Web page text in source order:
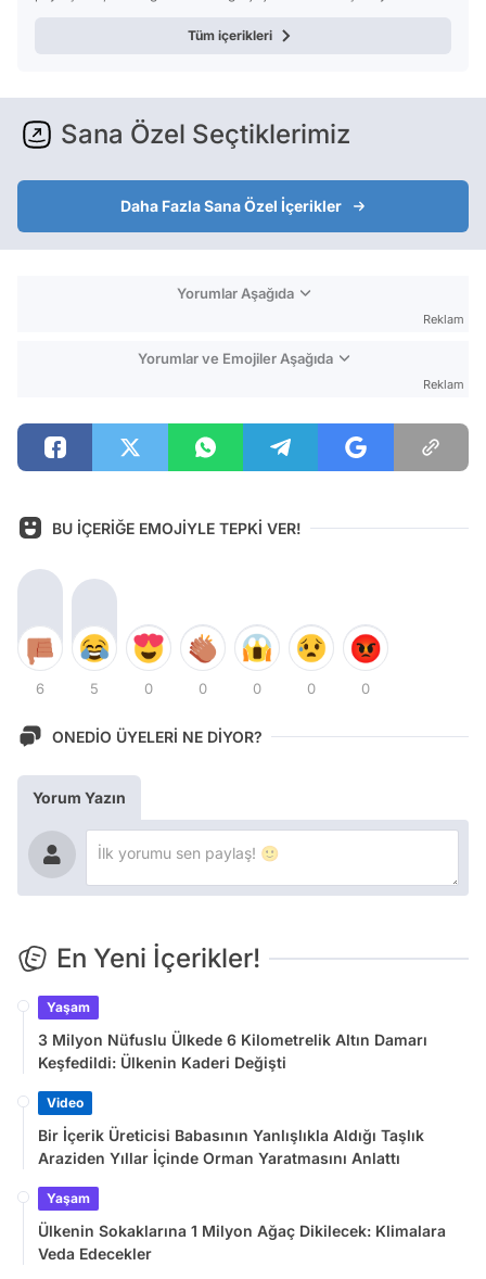
Tüm içerikleri
Sana Özel Seçtiklerimiz
Daha Fazla Sana Özel İçerikler
Yorumlar Aşağıda
Reklam
Yorumlar ve Emojiler Aşağıda
Reklam
BU İÇERİĞE EMOJİYLE TEPKİ VER!
6 5 0 0 0 0 0
ONEDİO ÜYELERİ NE DİYOR?
Yorum Yazın
En Yeni İçerikler!
Yaşam
3 Milyon Nüfuslu Ülkede 6 Kilometrelik Altın Damarı
Keşfedildi: Ülkenin Kaderi Değişti
Video
Bir İçerik Üreticisi Babasının Yanlışlıkla Aldığı Taşlık
Araziden Yıllar İçinde Orman Yaratmasını Anlattı
Yaşam
Ülkenin Sokaklarına 1 Milyon Ağaç Dikilecek: Klimalara
Veda Edecekler